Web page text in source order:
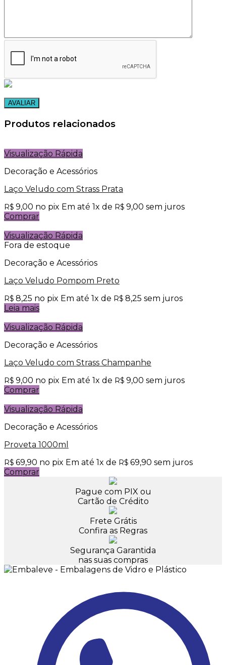
Produtos relacionados
Visualização Rápida
Decoração e Acessórios
Laço Veludo com Strass Prata
R$ 9,00 no pix Em até 1x de R$ 9,00 sem juros
Comprar
Visualização Rápida
Fora de estoque
Decoração e Acessórios
Laço Veludo Pompom Preto
R$ 8,25 no pix Em até 1x de R$ 8,25 sem juros
Leia mais
Visualização Rápida
Decoração e Acessórios
Laço Veludo com Strass Champanhe
R$ 9,00 no pix Em até 1x de R$ 9,00 sem juros
Comprar
Visualização Rápida
Decoração e Acessórios
Proveta 1000ml
R$ 69,90 no pix Em até 1x de R$ 69,90 sem juros
Comprar
Pague com PIX ou
Cartão de Crédito
Frete Grátis
Confira as Regras
Segurança Garantida
nas suas compras